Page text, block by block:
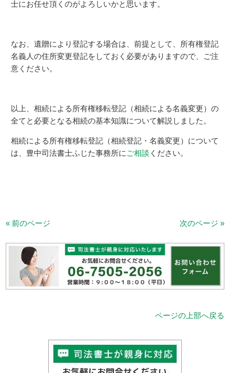
士にお任せ頂くのがよろしいかと思います。
なお、遺贈により登記する場合は、前提として、所有権登記
名義人の住所変更登記をしておく必要がありますので、ご注
意ください。
以上、相続による所有権移転登記（相続による名義変更）の
全てと必要となる相続の基本知識について解説しました。
相続による所有権移転登記（相続登記・名義変更）について
は、豊中司法書士ふじた事務所に ご相談 ください。
« 前のページ 次のページ »
ページの上部へ戻る